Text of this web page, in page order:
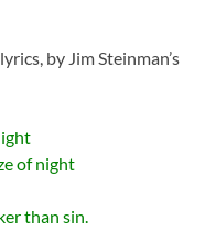
by Jim Steinman’s
of night
than sin.